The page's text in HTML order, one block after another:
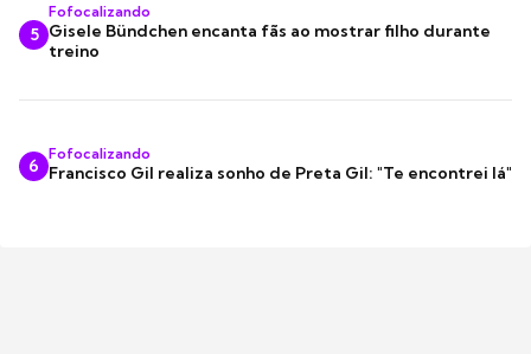
5
Fofocalizando
Gisele Bündchen encanta fãs ao mostrar filho durante
treino
6
Fofocalizando
Francisco Gil realiza sonho de Preta Gil: "Te encontrei lá"